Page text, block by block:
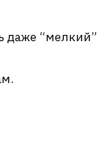
даже “мелкий”